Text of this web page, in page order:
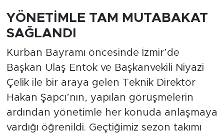
YÖNETİMLE TAM MUTABAKAT
SAĞLANDI
Kurban Bayramı öncesinde İzmir’de
Başkan Ulaş Entok ve Başkanvekili Niyazi
Çelik ile bir araya gelen Teknik Direktör
Hakan Şapcı’nın, yapılan görüşmelerin
ardından yönetimle her konuda anlaşmaya
vardığı öğrenildi. Geçtiğimiz sezon takımı